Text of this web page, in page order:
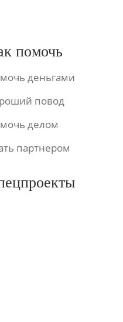
помочь
деньгами
повод
делом
партнером